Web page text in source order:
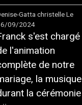
Gatta christelle Le
09/2024
s'est chargé
l'animation
de notre
la musique
la cérémonie